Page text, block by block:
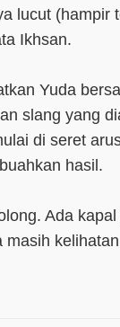
lucut (hampir
Ikhsan.
Yuda
slang yang
di seret
hasil.
Ada
masih